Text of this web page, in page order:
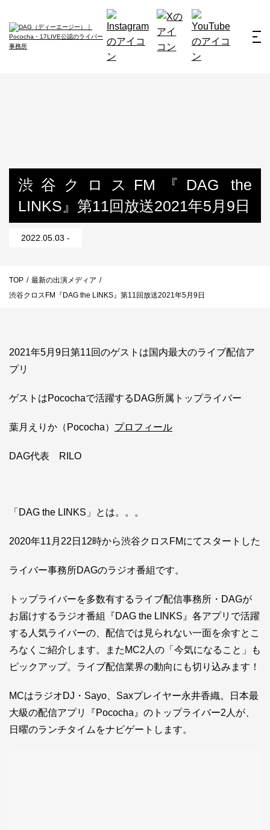
所属ライバー
インタビュー
メディア
お問い合わせ
渋谷クロスFM『DAG the
LINKS』第11回放送2021年5月9日
2022.05.03 -
TOP / 最新の出演メディア /
渋谷クロスFM『DAG the LINKS』第11回放送2021年5月9日
2021年5月9日第11回のゲストは国内最大のライブ配信ア
プリ
ゲストはPocochaで活躍するDAG所属トップライバー
葉月えりか（Pococha） プロフィール
DAG代表 RILO
「DAG the LINKS」とは。。。
2020年11月22日12時から渋谷クロスFMにてスタートした
ライバー事務所DAGのラジオ番組です。
トップライバーを多数有するライブ配信事務所・DAGが
お届けするラジオ番組『DAG the LINKS』各アプリで活躍
する人気ライバーの、配信では見られない一面を余すとこ
ろなくご紹介します。またMC2人の「今気になること」も
ピックアップ。ライブ配信業界の動向にも切り込みます！
MCはラジオDJ・Sayo、Saxプレイヤー永井香織。日本最
大級の配信アプリ『Pococha』のトップライバー2人が、
日曜のランチタイムをナビゲートします。